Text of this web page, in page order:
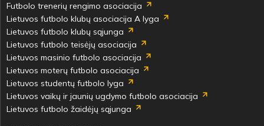
Futbolo trenerių rengimo asociacija
Lietuvos futbolo klubų asociacija A lyga
Lietuvos futbolo klubų sąjunga
Lietuvos futbolo teisėjų asociacija
Lietuvos masinio futbolo asociacija
Lietuvos moterų futbolo asociacija
Lietuvos studentų futbolo lyga
Lietuvos vaikų ir jaunių ugdymo futbolo asociacija
Lietuvos futbolo žaidėjų sąjunga